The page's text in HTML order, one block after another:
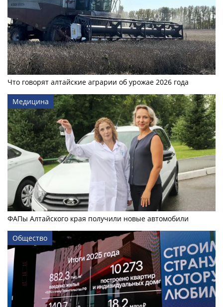
Что говорят алтайские аграрии об урожае 2026 года
Медицина
ФАПы Алтайского края получили новые автомобили
Общество